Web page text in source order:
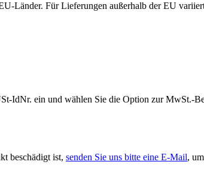
Länder. Für Lieferungen außerhalb der EU
IdNr. ein und wählen Sie die Option zur MwSt.-
beschädigt ist, senden Sie uns bitte eine E-Mail,